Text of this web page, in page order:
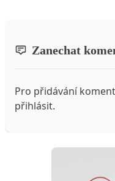
Zanechat
Pro přidávání
přihlásit.